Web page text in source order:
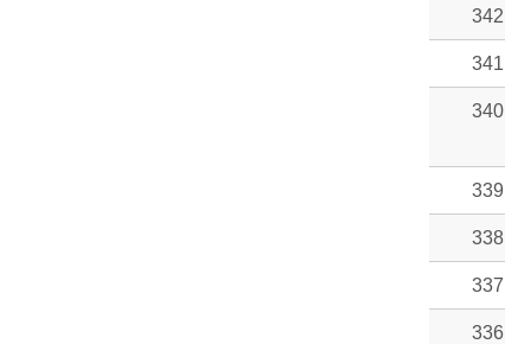
342
341
340
339
338
337
336